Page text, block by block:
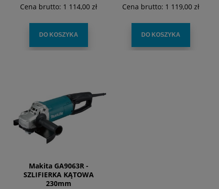
Cena brutto: 1 114,00 zł
DO KOSZYKA
Cena brutto: 1 119,00 zł
DO KOSZYKA
Makita GA9063R -
SZLIFIERKA KĄTOWA
230mm